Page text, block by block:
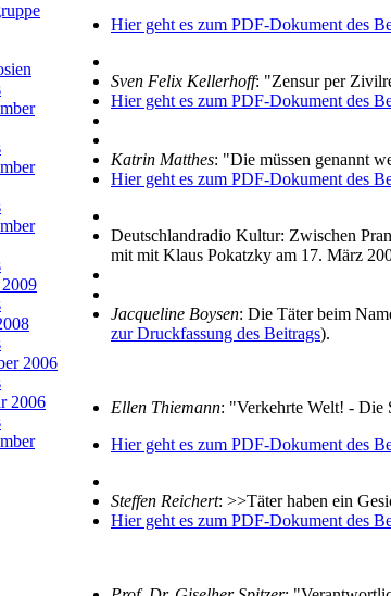
2006
2006
Hier geht es zum PDF-Dokument des
Sven Felix Kellerhoff: "Zensur per
Hier geht es zum PDF-Dokument des
Katrin Matthes: "Die müssen genannt
Hier geht es zum PDF-Dokument des
Deutschlandradio Kultur: Zwischen
mit mit Klaus Pokatzky am 17. März
Jacqueline Boysen: Die Täter beim
zur Druckfassung des Beitrags).
Ellen Thiemann: "Verkehrte Welt! - Die
Hier geht es zum PDF-Dokument des
Steffen Reichert: >>Täter haben ein
Hier geht es zum PDF-Dokument des